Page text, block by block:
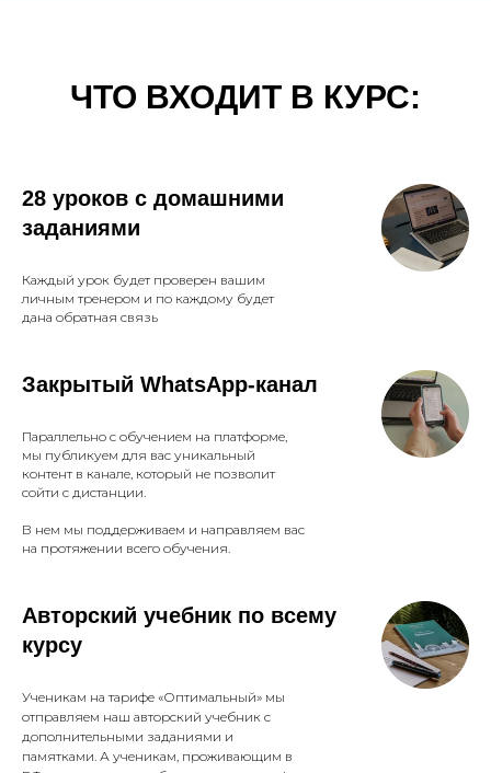
ЧТО ВХОДИТ В КУРС:
28 уроков с домашними
заданиями
Каждый урок будет проверен вашим
личным тренером и по каждому будет
дана обратная связь
Закрытый WhatsApp-канал
Параллельно с обучением на платформе,
мы публикуем для вас уникальный
контент в канале, который не позволит
сойти с дистанции.
В нем мы поддерживаем и направляем вас
на протяжении всего обучения.
Авторский учебник по всему
курсу
Ученикам на тарифе «Оптимальный» мы
отправляем наш авторский учебник с
дополнительными заданиями и
памятками. А ученикам, проживающим в